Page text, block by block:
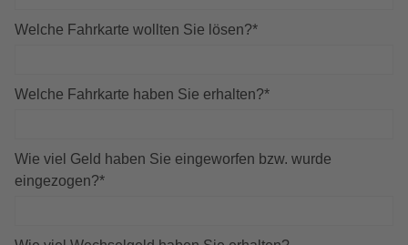
Welche Fahrkarte wollten Sie lösen?*
Welche Fahrkarte haben Sie erhalten?*
Wie viel Geld haben Sie eingeworfen bzw. wurde
eingezogen?*